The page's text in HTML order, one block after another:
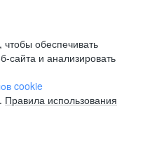
обеспечивать
сайта и анализировать
cookie
Правила использования